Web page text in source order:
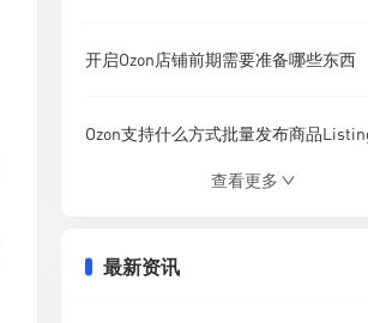
开启Ozon店铺前期需要准备哪些东西
Ozon支持什么方式批量发布商品
什么插件可以分析Ozon店铺商品流量
查看更多
最新资讯